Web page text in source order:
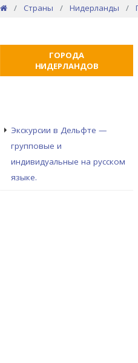
Страны Нидерланды
ГОРОДА
НИДЕРЛАНДОВ
Экскурсии в Дельфте —
групповые и
индивидуальные на русском
языке.